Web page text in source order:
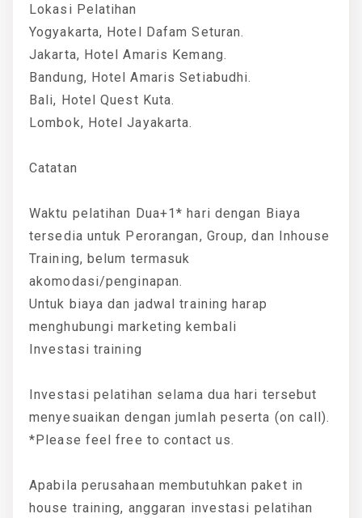
Lokasi Pelatihan
Yogyakarta, Hotel Dafam Seturan.
Jakarta, Hotel Amaris Kemang.
Bandung, Hotel Amaris Setiabudhi.
Bali, Hotel Quest Kuta.
Lombok, Hotel Jayakarta.
Catatan
Waktu pelatihan Dua+1* hari dengan Biaya
tersedia untuk Perorangan, Group, dan Inhouse
Training, belum termasuk
akomodasi/penginapan.
Untuk biaya dan jadwal training harap
menghubungi marketing kembali
Investasi training
Investasi pelatihan selama dua hari tersebut
menyesuaikan dengan jumlah peserta (on call).
*Please feel free to contact us.
Apabila perusahaan membutuhkan paket in
house training, anggaran investasi pelatihan